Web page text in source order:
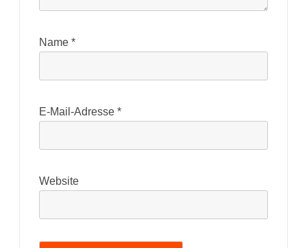
Name *
E-Mail-Adresse *
Website